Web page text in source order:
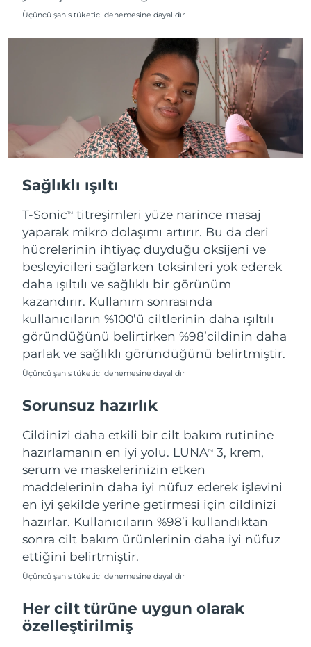
Üçüncü şahıs tüketici denemesine dayalıdır
Sağlıklı ışıltı
T-SonicTM
titreşimleri yüze narince masaj
yaparak mikro dolaşımı artırır. Bu da deri
hücrelerinin ihtiyaç duyduğu oksijeni ve
besleyicileri sağlarken toksinleri yok ederek
daha ışıltılı ve sağlıklı bir görünüm
kazandırır. Kullanım sonrasında
kullanıcıların %100’ü ciltlerinin daha ışıltılı
göründüğünü belirtirken %98’cildinin daha
parlak ve sağlıklı göründüğünü belirtmiştir.
Üçüncü şahıs tüketici denemesine dayalıdır
Sorunsuz hazırlık
Cildinizi daha etkili bir cilt bakım rutinine
hazırlamanın en iyi yolu. LUNATM
3, krem,
serum ve maskelerinizin etken
maddelerinin daha iyi nüfuz ederek işlevini
en iyi şekilde yerine getirmesi için cildinizi
hazırlar. Kullanıcıların %98’i kullandıktan
sonra cilt bakım ürünlerinin daha iyi nüfuz
ettiğini belirtmiştir.
Üçüncü şahıs tüketici denemesine dayalıdır
Her cilt türüne uygun olarak
özelleştirilmiş